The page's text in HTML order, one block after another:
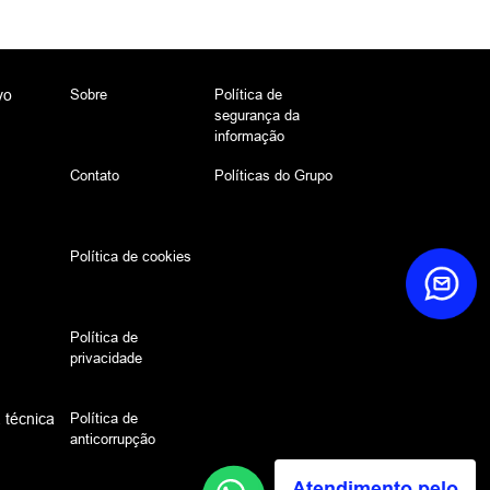
técnica
Sobre
Contato
Política de cookies
Política de
privacidade
Política de
anticorrupção
Política de
segurança da
informação
Políticas do Grupo